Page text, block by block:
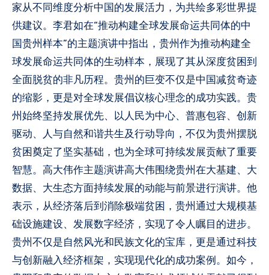
家从不同维度分析中国的发展活力，为共绘多彩世界提
供建议。李君如在“推动构建全球发展命运共同体的中
国贵州样本”的主题演讲中指出，贵州作为推动构建全
球发展命运共同体的生动样本，展现了其从深度贫困到
全面脱贫的非凡历程。贵州的巨变不仅是中国减贫奇迹
的缩影，更是对全球发展倡议核心理念的成功实践。贵
州始终坚持发展优先、以人民为中心、普惠包容、创新
驱动、人与自然和谐共生及行动导向，不仅为贵州摆脱
贫困奠定了坚实基础，也为全球可持续发展贡献了重要
智慧。高大伟作主题演讲高大伟围绕贵州在大基建、大
数据、大生态方面持续发展的动能与前景进行演讲。他
表示，从经济落后到消除极端贫困，贵州通过大规模基
础设施建设、发展数字经济，实现了令人瞩目的进步。
贵州不仅是自然风光和民族文化的宝库，更是通过科技
与创新融入经济框架，实现现代化的成功案例。如今，